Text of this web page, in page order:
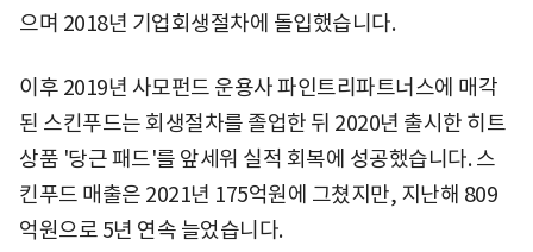
으며 2018년 기업회생절차에 돌입했습니다.
이후 2019년 사모펀드 운용사 파인트리파트너스에 매각
된 스킨푸드는 회생절차를 졸업한 뒤 2020년 출시한 히트
상품 '당근 패드'를 앞세워 실적 회복에 성공했습니다. 스
킨푸드 매출은 2021년 175억원에 그쳤지만, 지난해 809
억원으로 5년 연속 늘었습니다.